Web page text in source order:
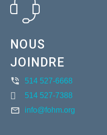
NOUS
JOINDRE
514 527-6668
514 527-7388
info@fohm.org